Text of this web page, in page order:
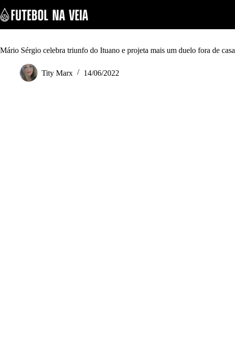
k
i
p
o
Mário Sérgio celebra triunfo do Ituano e projeta mais um duelo fora de casa
Tity Marx 14/06/2022